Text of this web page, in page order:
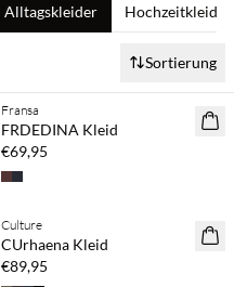
Alltagskleider Hochzeitkleider
Sortierung
NEUHEITEN
Fransa
FRDEDINA Kleid
€69,95
NEUHEITEN
Culture
CUrhaena Kleid
€89,95